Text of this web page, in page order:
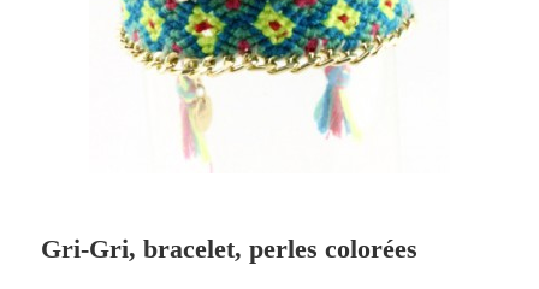
Gri-Gri, bracelet, perles colorées